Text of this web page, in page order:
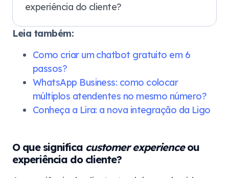
experiência do cliente?
Leia também:
Como criar um chatbot gratuito em 6
passos?
WhatsApp Business: como colocar
múltiplos atendentes no mesmo número?
Conheça a Lira: a nova integração da Ligo
O que significa customer experienceou
experiência do cliente?